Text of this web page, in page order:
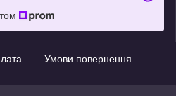
Умови повернення